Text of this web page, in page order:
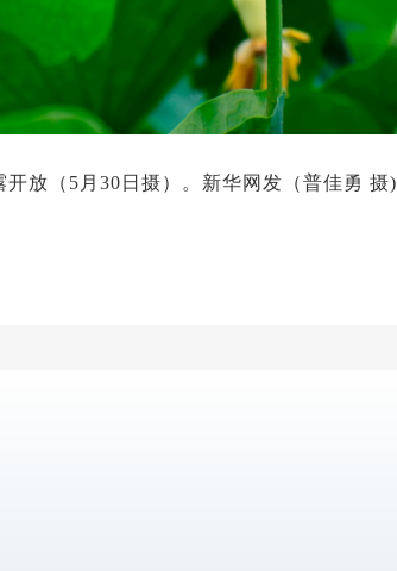
开放（5月30日摄）。新华网发（普佳勇 摄)